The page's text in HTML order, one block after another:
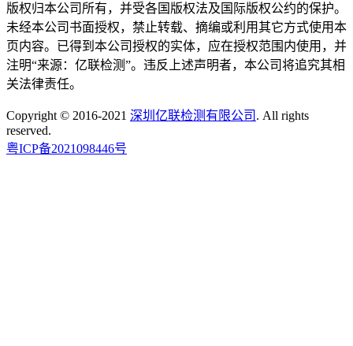
版权归本公司所有，并受各国版权法及国际版权公约的保护。
未经本公司书面授权，禁止转载、摘编或利用其它方式使用本
页内容。已得到本公司授权的实体，应在授权范围内使用，并
注明“来源：亿联检测”。违反上述声明者，本公司将追究其相
关法律责任。
Copyright © 2016-2021 深圳亿联检测有限公司 . All rights
reserved.
粤ICP备2021098446号